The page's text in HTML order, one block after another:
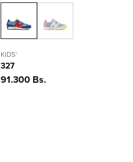
KIDS'
327
Precio
91.300 Bs.